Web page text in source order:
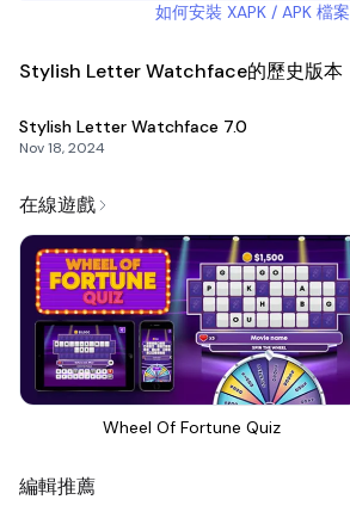
如何安裝 XAPK / APK 檔案
Stylish Letter Watchface的歷史版本
Stylish Letter Watchface 7.0
Nov 18, 2024
在線遊戲
Wheel Of Fortune Quiz
編輯推薦